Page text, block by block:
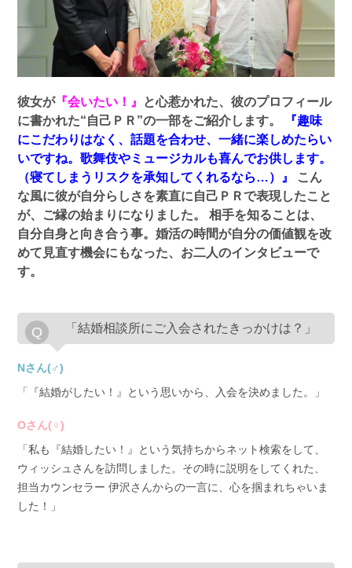
彼女が『会いたい！』 と心惹かれた、彼のプロフィール
に書かれた“自己ＰＲ”の一部をご紹介します。
『趣味
にこだわりはなく、話題を合わせ、一緒に楽しめたらい
いですね。歌舞伎やミュージカルも喜んでお供します。
（寝てしまうリスクを承知してくれるなら…）』
こん
な風に彼が自分らしさを素直に自己ＰＲで表現したこと
が、ご縁の始まりになりました。
相手を知ることは、
自分自身と向き合う事。婚活の時間が自分の価値観を改
めて見直す機会にもなった、お二人のインタビューで
す。
「結婚相談所にご入会されたきっかけは？」
Nさん(♂)
「『結婚がしたい！』という思いから、入会を決めました。」
Oさん(♀)
「私も『結婚したい！』という気持ちからネット検索をして、
ウィッシュさんを訪問しました。その時に説明をしてくれた、
担当カウンセラー 伊沢さんからの一言に、心を掴まれちゃいま
した！」